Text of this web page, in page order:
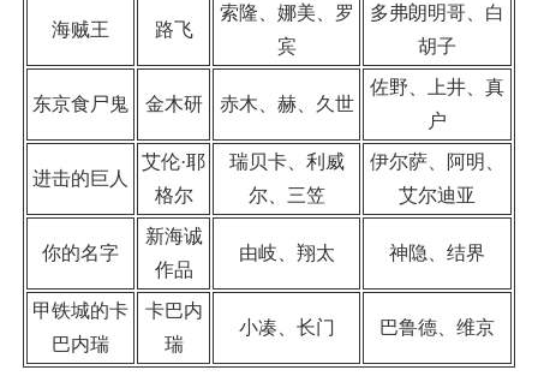
海贼王 路飞
索隆、娜美、罗
宾
多弗朗明哥、白
胡子
东京食尸鬼 金木研 赤木、赫、久世
佐野、上井、真
户
进击的巨人
艾伦·耶
格尔
瑞贝卡、利威
尔、三笠
伊尔萨、阿明、
艾尔迪亚
你的名字
新海诚
作品
由岐、翔太 神隐、结界
甲铁城的卡
巴内瑞
卡巴内
瑞
小凑、长门 巴鲁德、维京